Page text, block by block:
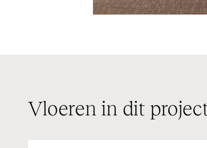
Vloeren in dit